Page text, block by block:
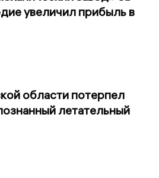
увеличил прибыль в
области потерпел
летательный